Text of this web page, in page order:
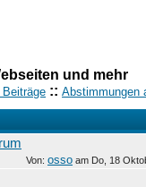
und mehr
Beiträge :: Abstimmungen
Von: osso am Do, 18